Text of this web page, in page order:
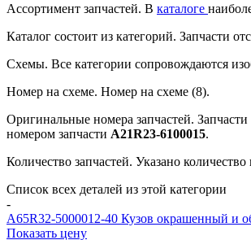
Ассортимент запчастей. В каталоге
Каталог состоит из категорий. Запчасти
Схемы. Все категории сопровождаются
Номер на схеме. Номер на схеме (8).
Оригинальные номера запчастей.
номером запчасти А21R23-6100015.
Количество запчастей. Указано
Список всех деталей из этой категории
-
A65R32-5000012-40 Кузов окрашенный и
Показать цену